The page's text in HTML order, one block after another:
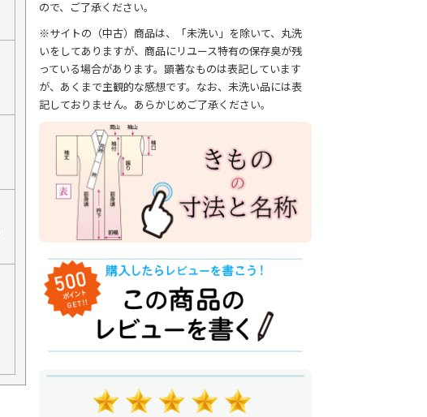
ので、ご了承ください。
※サイトの（中古）商品は、「未洗い」を除いて、丸洗
いをしてありますが、商品にリユース特有の保存臭が残
っている場合があります。顕著なものは表記しています
が、あくまで主観的な感想です。なお、未洗い品には表
記しておりません。あらかじめご了承ください。